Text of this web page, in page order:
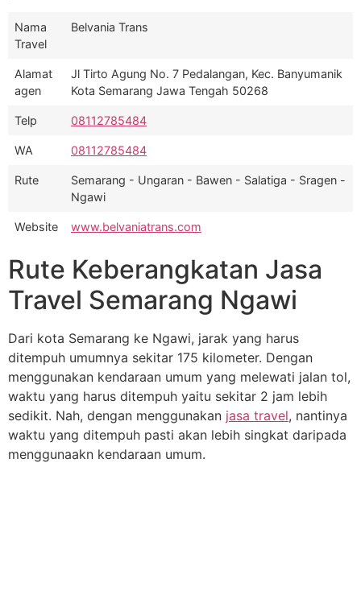
Nama
Travel
Belvania Trans
Alamat
agen
Jl Tirto Agung No. 7 Pedalangan, Kec. Banyumanik
Kota Semarang Jawa Tengah 50268
Telp 08112785484
WA 08112785484
Rute
Semarang - Ungaran - Bawen - Salatiga - Sragen -
Ngawi
Website www.belvaniatrans.com
Rute Keberangkatan Jasa
Travel Semarang Ngawi
Dari kota Semarang ke Ngawi, jarak yang harus
ditempuh umumnya sekitar 175 kilometer. Dengan
menggunakan kendaraan umum yang melewati jalan tol,
waktu yang harus ditempuh yaitu sekitar 2 jam lebih
sedikit. Nah, dengan menggunakan jasa travel, nantinya
waktu yang ditempuh pasti akan lebih singkat daripada
menggunaakn kendaraan umum.